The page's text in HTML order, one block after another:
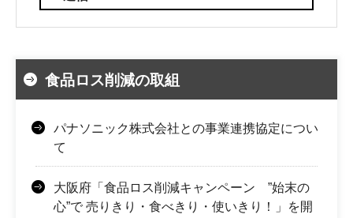
食品ロス削減の取組
パナソニック株式会社との事業連携協定につい
て
大阪府「食品ロス削減キャンペーン ”始末の
心”で 売りきり・食べきり・使いきり！」を開